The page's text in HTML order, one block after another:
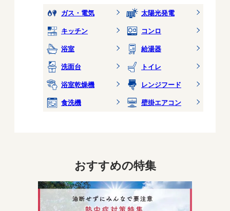
ガス・電気
太陽光発電
キッチン
コンロ
浴室
給湯器
洗面台
トイレ
浴室乾燥機
レンジフード
食洗機
壁掛エアコン
おすすめの特集